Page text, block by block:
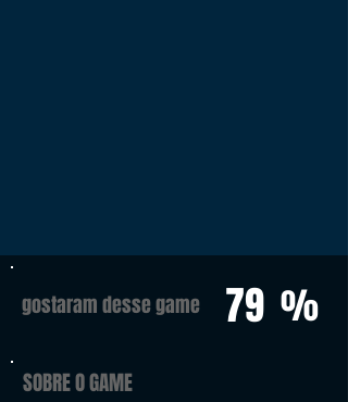
gostaram desse game 79 %
SOBRE O GAME